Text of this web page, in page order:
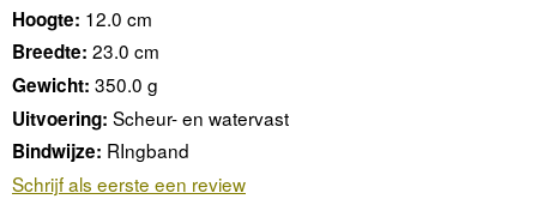
Hoogte: 12.0 cm
Breedte: 23.0 cm
Gewicht: 350.0 g
Uitvoering: Scheur- en watervast
Bindwijze: RIngband
Schrijf als eerste een review